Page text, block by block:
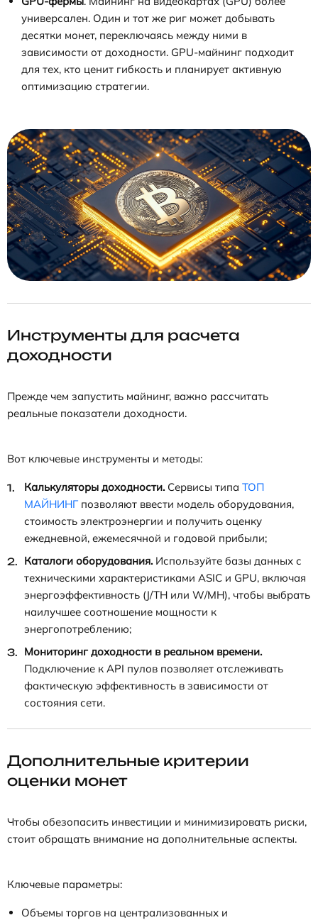
универсален. Один и тот же риг может добывать
десятки монет, переключаясь между ними в
зависимости от доходности. GPU-майнинг подходит
для тех, кто ценит гибкость и планирует активную
оптимизацию стратегии.
Инструменты для расчета
доходности
Прежде чем запустить майнинг, важно рассчитать
реальные показатели доходности.
Вот ключевые инструменты и методы:
Калькуляторы доходности. Сервисы типа ТОП
МАЙНИНГ позволяют ввести модель оборудования,
стоимость электроэнергии и получить оценку
ежедневной, ежемесячной и годовой прибыли;
Каталоги оборудования. Используйте базы данных с
техническими характеристиками ASIC и GPU, включая
энергоэффективность (J/TH или W/MH), чтобы выбрать
наилучшее соотношение мощности к
энергопотреблению;
Мониторинг доходности в реальном времени.
Подключение к API пулов позволяет отслеживать
фактическую эффективность в зависимости от
состояния сети.
Дополнительные критерии
оценки монет
Чтобы обезопасить инвестиции и минимизировать риски,
стоит обращать внимание на дополнительные аспекты.
Ключевые параметры:
Объемы торгов на централизованных и